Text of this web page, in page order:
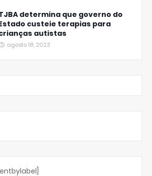
determina que governo do
custeie terapias para
autistas
agosto 18, 2023